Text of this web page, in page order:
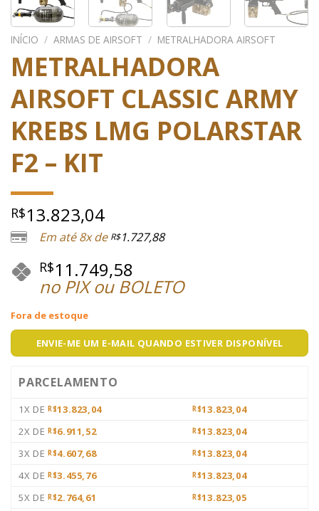
INÍCIO / ARMAS DE AIRSOFT / METRALHADORA AIRSOFT
METRALHADORA
AIRSOFT CLASSIC ARMY
KREBS LMG POLARSTAR
F2 – KIT
R$13.823,04
Em até 8x de R$1.727,88
R$11.749,58
no PIX ou BOLETO
Fora de estoque
ENVIE-ME UM E-MAIL QUANDO ESTIVER DISPONÍVEL
PARCELAMENTO
1X DE R$13.823,04 R$13.823,04
2X DE R$6.911,52 R$13.823,04
3X DE R$4.607,68 R$13.823,04
4X DE R$3.455,76 R$13.823,04
5X DE R$2.764,61 R$13.823,05